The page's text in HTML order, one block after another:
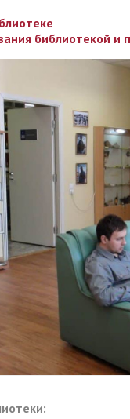
библиотекой